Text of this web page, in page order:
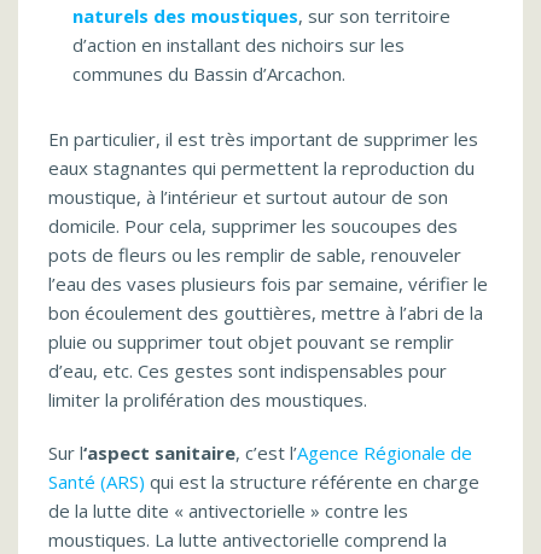
naturels des moustiques, sur son territoire
d’action en installant des nichoirs sur les
communes du Bassin d’Arcachon.
En particulier, il est très important de supprimer les
eaux stagnantes qui permettent la reproduction du
moustique, à l’intérieur et surtout autour de son
domicile. Pour cela, supprimer les soucoupes des
pots de fleurs ou les remplir de sable, renouveler
l’eau des vases plusieurs fois par semaine, vérifier le
bon écoulement des gouttières, mettre à l’abri de la
pluie ou supprimer tout objet pouvant se remplir
d’eau, etc. Ces gestes sont indispensables pour
limiter la prolifération des moustiques.
Sur l‘aspect sanitaire, c’est l’Agence Régionale de
Santé (ARS) qui est la structure référente en charge
de la lutte dite « antivectorielle » contre les
moustiques. La lutte antivectorielle comprend la